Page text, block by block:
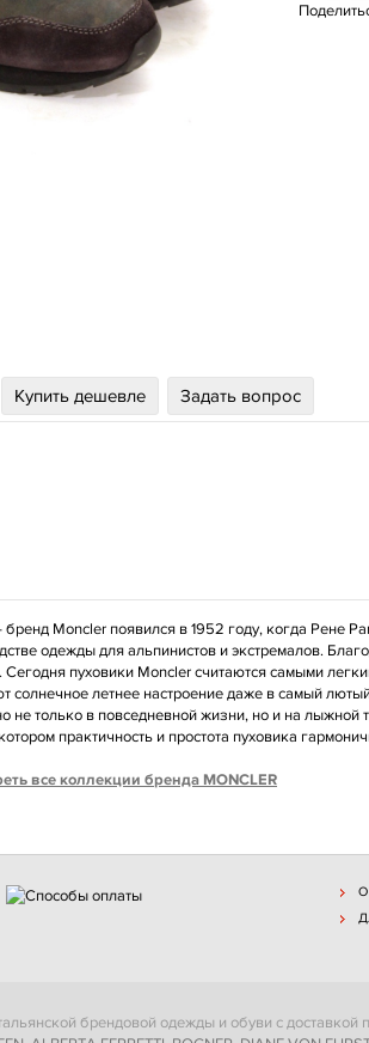
Купить дешевле Задать вопрос
бренд Moncler появился в 1952 году, когда Рене
одежды для альпинистов и экстремалов.
Сегодня пуховики Moncler считаются самыми
солнечное летнее настроение даже в самый
не только в повседневной жизни, но и на
практичность и простота пуховика
все коллекции бренда MONCLER
брендовой одежды и обуви с